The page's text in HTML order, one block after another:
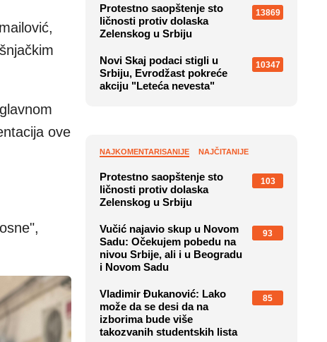
ove
Protestno saopštenje sto
ličnosti protiv dolaska
Zelenskog u Srbiju
13869
Novi Skaj podaci stigli u
Srbiju, Evrodžast pokreće
akciju "Leteća nevesta"
10347
NAJKOMENTARISANIJE NAJČITANIJE
Protestno saopštenje sto
ličnosti protiv dolaska
Zelenskog u Srbiju
103
Vučić najavio skup u Novom
Sadu: Očekujem pobedu na
nivou Srbije, ali i u Beogradu
i Novom Sadu
93
Vladimir Đukanović: Lako
može da se desi da na
izborima bude više
takozvanih studentskih lista
85